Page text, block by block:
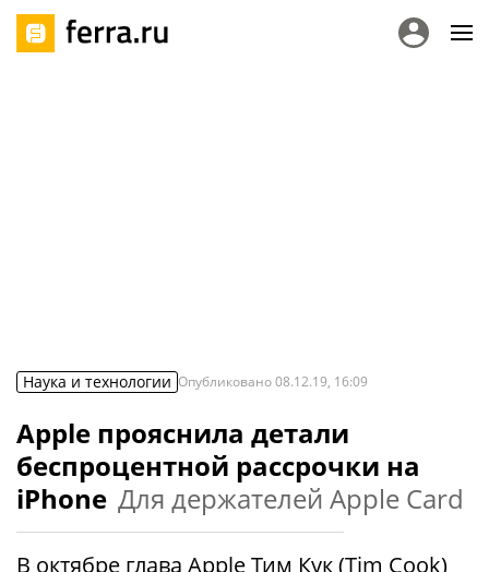
Наука и технологии Опубликовано08.12.19, 16:09
Apple прояснила детали
беспроцентной рассрочки на
iPhone Для держателей Apple Card
В октябре глава Apple Тим Кук (Tim Cook)